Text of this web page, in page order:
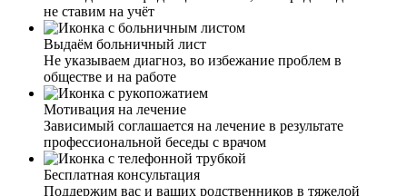
кодирования. Мне очень понравилось, как всё прошло.
Профессионализм вашего специалиста был виден сразу.
Спасибо 🙏
Я давно хотела закодироваться от алкоголя, но что-то
останавливало меня. Смущение, стыд ехать в клинику и
признавать, что я алкоголичка. Позвонив вам и узнав,
не ставим на учёт
Выдаём больничный лист
Не указываем диагноз, во избежание проблем в
обществе и на работе
Мотивация на лечение
Зависимый соглашается на лечение в результате
профессиональной беседы с врачом
Бесплатная консультация
Поддержим вас и ваших родственников в тяжелой